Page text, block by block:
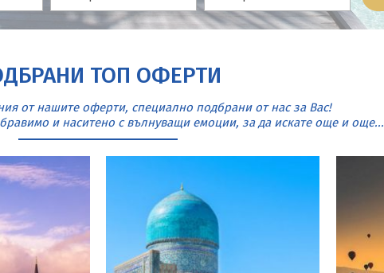
ТОП ОФЕРТИ
от нашите оферти, специално подбрани от нас за Вас!
и наситено с вълнуващи емоции, за да искате още и още...